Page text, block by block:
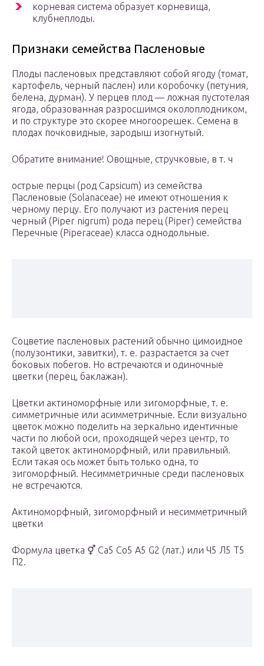
корневая система образует корневища,
клубнеплоды.
Признаки семейства Пасленовые
Плоды пасленовых представляют собой ягоду (томат,
картофель, черный паслен) или коробочку (петуния,
белена, дурман). У перцев плод — ложная пустотелая
ягода, образованная разросшимся околоплодником,
и по структуре это скорее многоорешек. Семена в
плодах почковидные, зародыш изогнутый.
Обратите внимание! Овощные, стручковые, в т. ч
острые перцы (род Capsicum) из семейства
Пасленовые (Solanaceae) не имеют отношения к
черному перцу. Его получают из растения перец
черный (Piper nigrum) рода перец (Piper) семейства
Перечные (Piperaceae) класса однодольные.
Соцветие пасленовых растений обычно цимоидное
(полузонтики, завитки), т. е. разрастается за счет
боковых побегов. Но встречаются и одиночные
цветки (перец, баклажан).
Цветки актиноморфные или зигоморфные, т. е.
симметричные или асимметричные. Если визуально
цветок можно поделить на зеркально идентичные
части по любой оси, проходящей через центр, то
такой цветок актиноморфный, или правильный.
Если такая ось может быть только одна, то
зигоморфный. Несимметричные среди пасленовых
не встречаются.
Актиноморфный, зигоморфный и несимметричный
цветки
Формула цветка ⚥ Ca5 Co5 A5 G2 (лат.) или Ч5 Л5 Т5
П2.